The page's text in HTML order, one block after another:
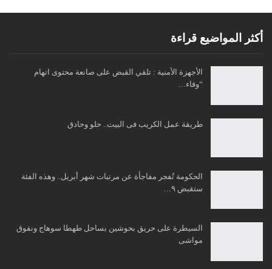
أكثر المواضيع قراءة
الأجهزة الأمنية : تلقي القبض على صانعة محتوى اتهام
“وفاء…
طريقة عمل الكريب فى البيت.. حلو وحادق
الحكومة تُفجر مفاجأة عن مرتبات شهر أبريل.. وهذه الفئة
ستقبض ٩…
السيطرة على حريق بحوشين بساحل طهطا سوهاج ونفوق
مواشى